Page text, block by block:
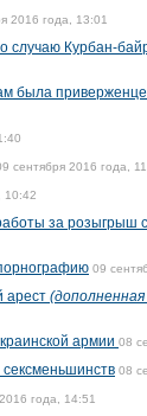
2016 года, 13:01
случаю Курбан-
была
сентября 2016 года,
10:42
за розыгрыш
09
арест (дополненная
армии 08
сексменьшинств 08
года, 14:51